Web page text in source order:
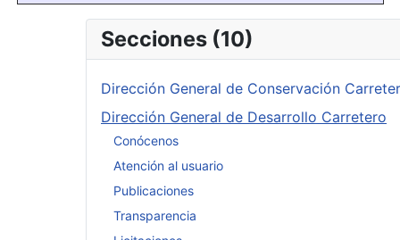
Secciones (10)
Dirección General de Conservación
Dirección General de Desarrollo Carretero
Conócenos
Atención al usuario
Publicaciones
Transparencia